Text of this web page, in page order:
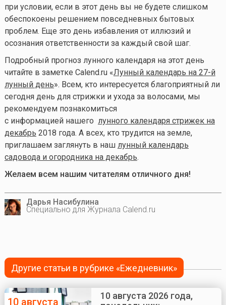
при условии, если в этот день вы не будете слишком
обеспокоены решением повседневных бытовых
проблем. Еще это день избавления от иллюзий и
осознания ответственности за каждый свой шаг.
Подробный прогноз лунного календаря на этот день
читайте в заметке Calend.ru «Лунный календарь на 27-й
лунный день». Всем, кто интересуется благоприятный ли
сегодня день для стрижки и ухода за волосами, мы
рекомендуем познакомиться
с информацией нашего лунного календаря стрижек на
декабрь 2018 года. А всех, кто трудится на земле,
приглашаем заглянуть в наш лунный календарь
садовода и огородника на декабрь.
Желаем всем нашим читателям отличного дня!
Дарья Насибулина
Специально для Журнала Calend.ru
Другие статьи в рубрике «Ежедневник»
10 августа
10 августа 2026 года,